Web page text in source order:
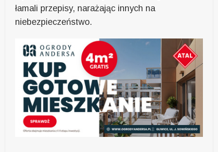
łamali przepisy, narażając innych na
niebezpieczeństwo.